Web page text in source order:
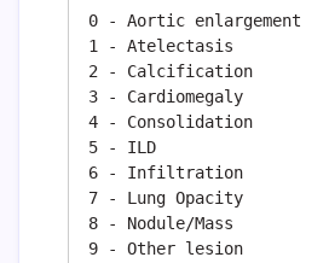
0 - Aortic enlargement
1 - Atelectasis
2 - Calcification
3 - Cardiomegaly
4 - Consolidation
5 - ILD
6 - Infiltration
7 - Lung Opacity
8 - Nodule/Mass
9 - Other lesion